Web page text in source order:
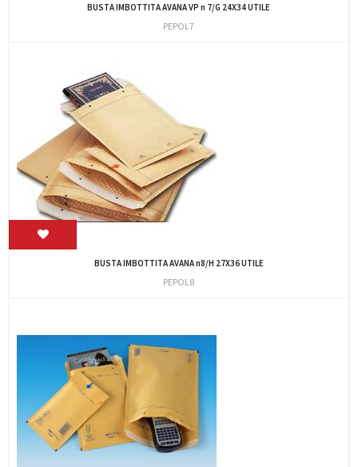
BUSTA IMBOTTITA AVANA VP n 7/G 24X34 UTILE
PEPOL7
BUSTA IMBOTTITA AVANA n8/H 27X36 UTILE
PEPOL8